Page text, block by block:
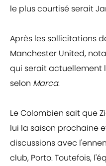
le plus courtisé serait
Après les sollicitations
Manchester United,
qui serait actuellement
selon Marca.
Le Colombien sait que
lui la saison prochaine
discussions avec
club, Porto. Toutefois,